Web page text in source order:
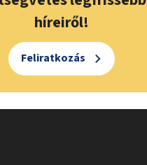
híreiről!
Feliratkozás